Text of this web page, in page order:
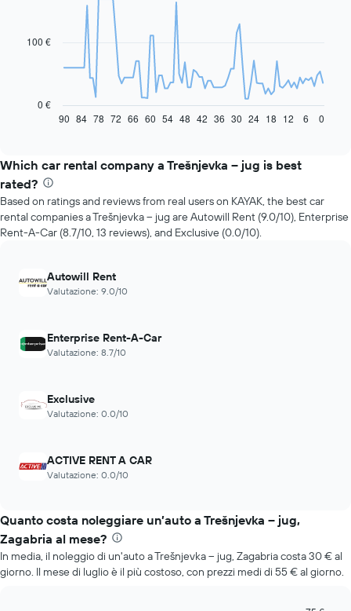
points.
seguente
prezzo
un'auto
a
noleggio
cambi
data
grafico
ha
X
numero
di
della
prenotazione
Il
grafico
ha
0 €
100 €
90 84 78 72 66 60 54 48 42 36 30 24 18 12 6 0
Which car rental company a Trešnjevka – jug is best
rated?
Based on ratings and reviews from real users on KAYAK, the best car
rental companies a Trešnjevka – jug are Autowill Rent (9.0/10), Enterprise
Rent-A-Car (8.7/10, 13 reviews), and Exclusive (0.0/10).
Autowill Rent
Valutazione: 9.0/10
Enterprise Rent-A-Car
Valutazione: 8.7/10
Exclusive
Valutazione: 0.0/10
ACTIVE RENT A CAR
Valutazione: 0.0/10
Quanto costa noleggiare un’auto a Trešnjevka – jug,
Zagabria al mese?
In media, il noleggio di un'auto a Trešnjevka – jug, Zagabria costa 30 € al
giorno. Il mese di luglio è il più costoso, con prezzi medi di 55 € al giorno.